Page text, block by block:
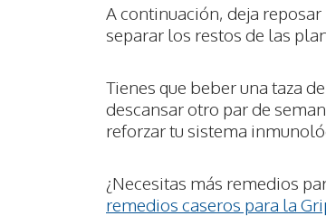
A continuación, deja
separar los restos de las
Tienes que beber una taza
descansar otro par de
reforzar tu sistema
¿Necesitas más remedios
remedios caseros para la